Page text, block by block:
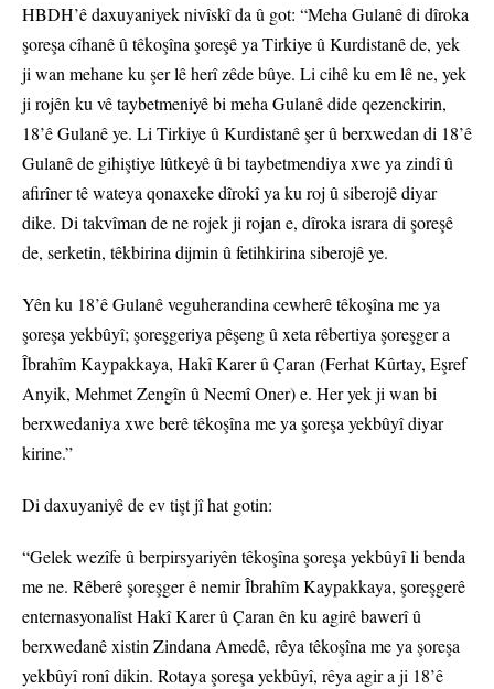
HBDH’ê daxuyaniyek nivîskî da û got: “Meha Gulanê di dîroka
şoreşa cîhanê û têkoşîna şoreşê ya Tirkiye û Kurdistanê de, yek
ji wan mehane ku şer lê herî zêde bûye. Li cihê ku em lê ne, yek
ji rojên ku vê taybetmeniyê bi meha Gulanê dide qezenckirin,
18’ê Gulanê ye. Li Tirkiye û Kurdistanê şer û berxwedan di 18’ê
Gulanê de gihiştiye lûtkeyê û bi taybetmendiya xwe ya zindî û
afirîner tê wateya qonaxeke dîrokî ya ku roj û siberojê diyar
dike. Di takvîman de ne rojek ji rojan e, dîroka israra di şoreşê
de, serketin, têkbirina dijmin û fetihkirina siberojê ye.
Yên ku 18’ê Gulanê veguherandina cewherê têkoşîna me ya
şoreşa yekbûyî; şoreşgeriya pêşeng û xeta rêbertiya şoreşger a
Îbrahîm Kaypakkaya, Hakî Karer û Çaran (Ferhat Kûrtay, Eşref
Anyik, Mehmet Zengîn û Necmî Oner) e. Her yek ji wan bi
berxwedaniya xwe berê têkoşîna me ya şoreşa yekbûyî diyar
kirine.”
Di daxuyaniyê de ev tişt jî hat gotin:
“Gelek wezîfe û berpirsyariyên têkoşîna şoreşa yekbûyî li benda
me ne. Rêberê şoreşger ê nemir Îbrahîm Kaypakkaya, şoreşgerê
enternasyonalîst Hakî Karer û Çaran ên ku agirê bawerî û
berxwedanê xistin Zindana Amedê, rêya têkoşîna me ya şoreşa
yekbûyî ronî dikin. Rotaya şoreşa yekbûyî, rêya agir a ji 18’ê